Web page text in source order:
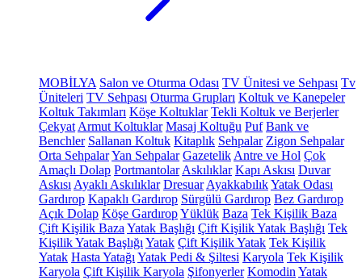
MOBİLYA Salon ve Oturma Odası TV Ünitesi ve Sehpası Tv
Üniteleri TV Sehpası Oturma Grupları Koltuk ve Kanepeler
Koltuk Takımları Köşe Koltuklar Tekli Koltuk ve Berjerler
Çekyat Armut Koltuklar Masaj Koltuğu Puf Bank ve
Benchler Sallanan Koltuk Kitaplık Sehpalar Zigon Sehpalar
Orta SehpalarYan Sehpalar Gazetelik Antre ve Hol Çok
Amaçlı Dolap Portmantolar Askılıklar Kapı Askısı Duvar
Askısı Ayaklı Askılıklar Dresuar AyakkabılıkYatak Odası
Gardırop Kapaklı Gardırop Sürgülü Gardırop Bez Gardırop
Açık Dolap Köşe GardıropYüklük Baza Tek Kişilik Baza
Çift Kişilik Baza Yatak Başlığı Çift Kişilik Yatak Başlığı Tek
Kişilik Yatak Başlığı Yatak Çift Kişilik Yatak Tek Kişilik
Yatak Hasta Yatağı Yatak Pedi & Şiltesi Karyola Tek Kişilik
Karyola Çift Kişilik Karyola Şifonyerler Komodin Yatak